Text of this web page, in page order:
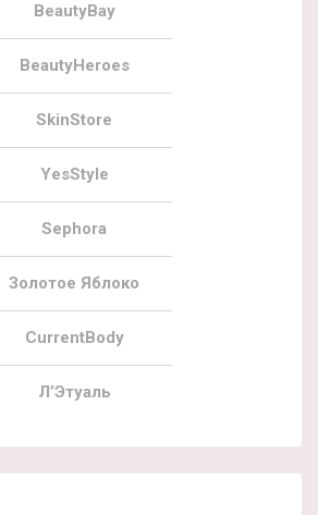
BeautyBay
BeautyHeroes
SkinStore
YesStyle
Sephora
Золотое Яблоко
CurrentBody
Л’Этуаль